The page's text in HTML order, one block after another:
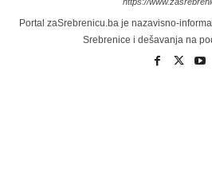
https://
Portal zaSrebrenicu.ba je nazavisno-
Srebrenice i dešavanja na